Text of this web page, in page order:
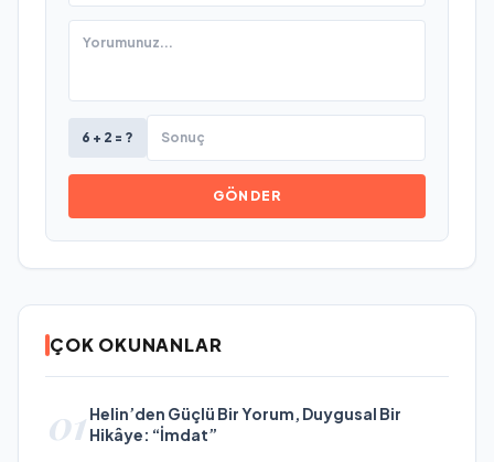
6 + 2 = ?
GÖNDER
ÇOK OKUNANLAR
01 Helin’den Güçlü Bir Yorum, Duygusal Bir
Hikâye: “İmdat”